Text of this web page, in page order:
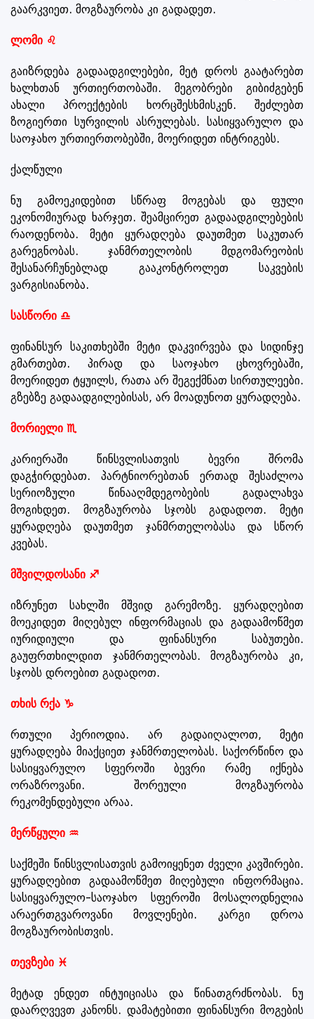
გაარკვიეთ. მოგზაურობა კი გადადეთ.
ლომი ♌
გაიზრდება გადაადგილებები, მეტ დროს გაატარებთ
ხალხთან ურთიერთობაში. მეგობრები გიბიძგებენ
ახალი პროექტების ხორცშესხმისკენ. შეძლებთ
ზოგიერთი სურვილის ასრულებას. სასიყვარულო და
საოჯახო ურთიერთობებში, მოერიდეთ ინტრიგებს.
ქალწული
ნუ გამოეკიდებით სწრაფ მოგებას და ფული
ეკონომიურად ხარჯეთ. შეამცირეთ გადაადგილებების
რაოდენობა. მეტი ყურადღება დაუთმეთ საკუთარ
გარეგნობას. ჯანმრთელობის მდგომარეობის
შესანარჩუნებლად გააკონტროლეთ საკვების
ვარგისიანობა.
სასწორი ♎
ფინანსურ საკითხებში მეტი დაკვირვება და სიდინჯე
გმართებთ. პირად და საოჯახო ცხოვრებაში,
მოერიდეთ ტყუილს, რათა არ შეგექმნათ სირთულეები.
გზებზე გადაადგილებისას, არ მოადუნოთ ყურადღება.
მორიელი ♏
კარიერაში წინსვლისათვის ბევრი შრომა
დაგჭირდებათ. პარტნიორებთან ერთად შესაძლოა
სერიოზული წინააღმდეგობების გადალახვა
მოგიხდეთ. მოგზაურობა სჯობს გადადოთ. მეტი
ყურადღება დაუთმეთ ჯანმრთელობასა და სწორ
კვებას.
მშვილდოსანი ♐
იზრუნეთ სახლში მშვიდ გარემოზე. ყურადღებით
მოეკიდეთ მიღებულ ინფორმაციას და გადაამოწმეთ
იურიდიული და ფინანსური საბუთები.
გაუფრთხილდით ჯანმრთელობას. მოგზაურობა კი,
სჯობს დროებით გადადოთ.
თხის რქა ♑
რთული პერიოდია. არ გადაიღალოთ, მეტი
ყურადღება მიაქციეთ ჯანმრთელობას. საქორწინო და
სასიყვარულო სფეროში ბევრი რამე იქნება
ორაზროვანი. შორეული მოგზაურობა
რეკომენდებული არაა.
მერწყული ♒
საქმეში წინსვლისათვის გამოიყენეთ ძველი კავშირები.
ყურადღებით გადაამოწმეთ მიღებული ინფორმაცია.
სასიყვარულო-საოჯახო სფეროში მოსალოდნელია
არაერთგვაროვანი მოვლენები. კარგი დროა
მოგზაურობისთვის.
თევზები ♓
მეტად ენდეთ ინტუიციასა და წინათგრძნობას. ნუ
დაარღვევთ კანონს. დამატებითი ფინანსური მოგების